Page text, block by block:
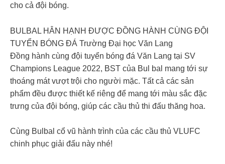
cho cả đội bóng.
BULBAL HÂN HẠNH ĐƯỢC ĐỒNG HÀNH CÙNG ĐỘI
TUYỂN BÓNG ĐÁ Trường Đại học Văn Lang
Đồng hành cùng đội tuyển bóng đá Văn Lang tại SV
Champions League 2022, BST của Bul bal mang tới sự
thoáng mát vượt trội cho người mặc. Tất cả các sản
phẩm đều được thiết kế riêng để mang tới màu sắc đặc
trưng của đội bóng, giúp các cầu thủ thi đấu thăng hoa.
Cùng Bulbal cổ vũ hành trình của các cầu thủ VLUFC
chinh phục giải đấu này nhé!